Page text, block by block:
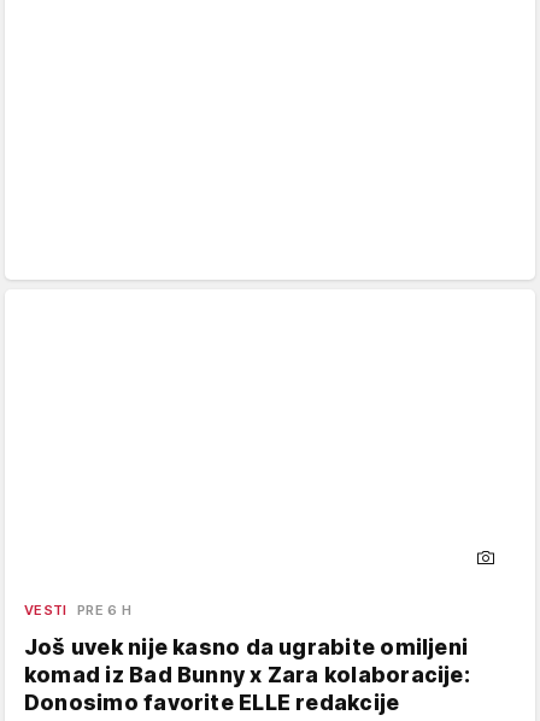
VESTI PRE 6 H
Još uvek nije kasno da ugrabite omiljeni
komad iz Bad Bunny x Zara kolaboracije:
Donosimo favorite ELLE redakcije